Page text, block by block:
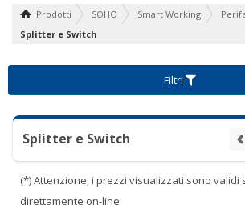
Prodotti SOHO Smart Working
Splitter e Switch
Filtri
Splitter e Switch
(*) Attenzione, i prezzi visualizzati sono validi
direttamente on-line